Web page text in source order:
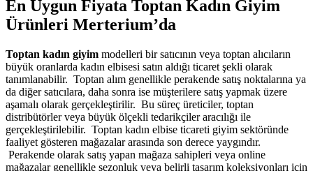
En Uygun Fiyata Toptan Kadın Giyim
Ürünleri Merterium’da
Toptan kadın giyim modelleri bir satıcının veya toptan alıcıların
büyük oranlarda kadın elbisesi satın aldığı ticaret şekli olarak
tanımlanabilir. Toptan alım genellikle perakende satış noktalarına ya
da diğer satıcılara, daha sonra ise müşterilere satış yapmak üzere
aşamalı olarak gerçekleştirilir. Bu süreç üreticiler, toptan
distribütörler veya büyük ölçekli tedarikçiler aracılığı ile
gerçekleştirilebilir. Toptan kadın elbise ticareti giyim sektöründe
faaliyet gösteren mağazalar arasında son derece yaygındır.
Perakende olarak satış yapan mağaza sahipleri veya online
mağazalar genellikle sezonluk veya belirli tasarım koleksiyonları için